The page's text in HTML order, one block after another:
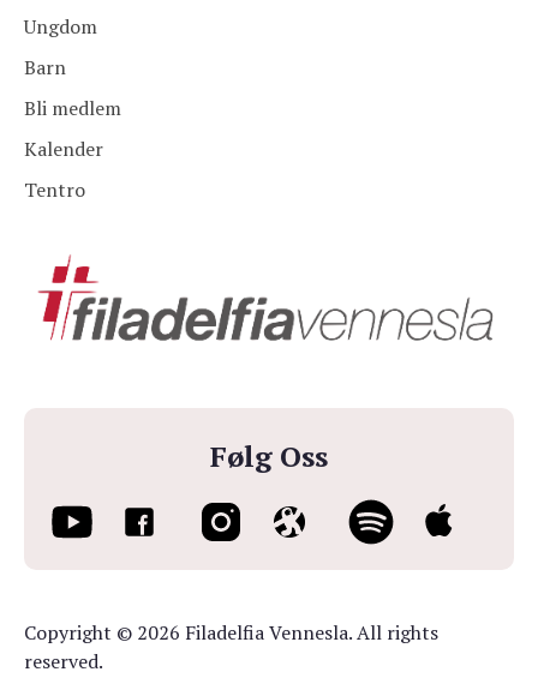
Følg Oss
Ungdom
Barn
Bli medlem
Kalender
Tentro
Copyright © 2026 Filadelfia Vennesla. All rights
reserved.